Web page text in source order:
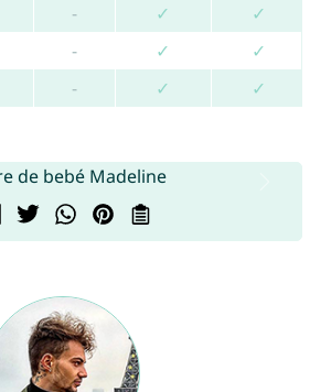
- ✓
✓
- ✓
✓
- ✓ ✓